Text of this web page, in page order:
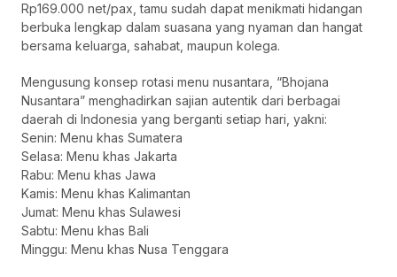
Rp169.000 net/pax, tamu sudah dapat menikmati hidangan
berbuka lengkap dalam suasana yang nyaman dan hangat
bersama keluarga, sahabat, maupun kolega.
Mengusung konsep rotasi menu nusantara, “Bhojana
Nusantara” menghadirkan sajian autentik dari berbagai
daerah di Indonesia yang berganti setiap hari, yakni:
Senin: Menu khas Sumatera
Selasa: Menu khas Jakarta
Rabu: Menu khas Jawa
Kamis: Menu khas Kalimantan
Jumat: Menu khas Sulawesi
Sabtu: Menu khas Bali
Minggu: Menu khas Nusa Tenggara